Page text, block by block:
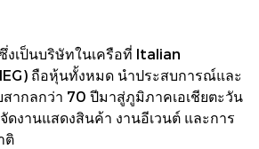
งเป็นบริษัทในเครือที่ Italian
ถือหุ้นทั้งหมด นำประสบการณ์และ
ากลกว่า 70 ปีมาสู่ภูมิภาคเอเชียตะวัน
ดงานแสดงสินค้า งานอีเวนต์ และการ
ติ